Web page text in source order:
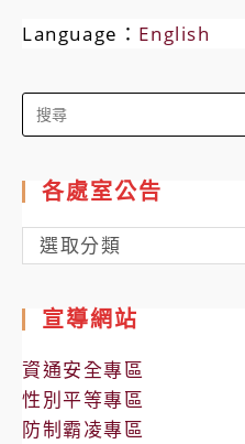
Language： English
Search
for:
各處室公告
各
處
公
告
選取分類
宣導網站
資通安全專區
性別平等專區
防制霸凌專區